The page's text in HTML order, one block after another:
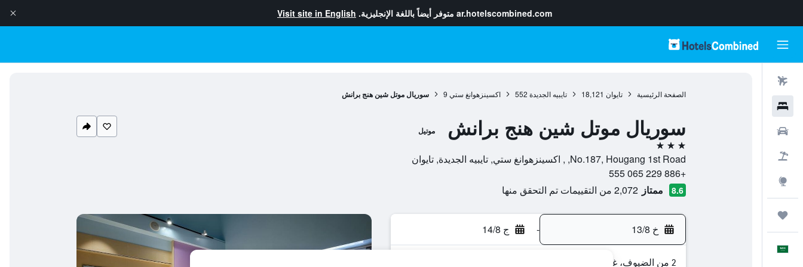
ar.hotelscombined.com متوفر أيضاً باللغة الإنجليزية. Visit site in English
الصفحة الرئيسية تايوان 18,121 تايبيه الجديدة 552 اكسينزهوانغ ستي 9 سوريال موتل شين هنج برانش
سوريال موتل شين هنج برانش موتيل
3 نجوم
No.187, Hougang 1st Road, , اكسينزهوانغ ستي, تايبيه الجديدة, تايوان
+886 229 065 555
8.6 ممتاز 2,072 من التقييمات تم التحقق منها
خ 13/8 - ج 14/8
2 من الضيوف، غرفة واحدة